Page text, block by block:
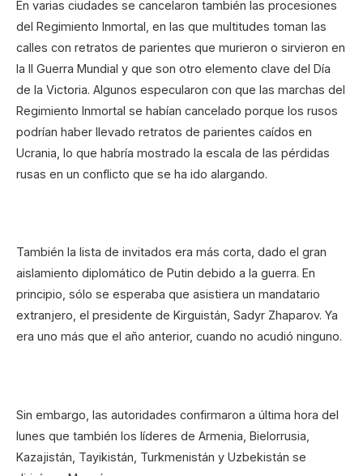
En varias ciudades se cancelaron también las procesiones
del Regimiento Inmortal, en las que multitudes toman las
calles con retratos de parientes que murieron o sirvieron en
la II Guerra Mundial y que son otro elemento clave del Día
de la Victoria. Algunos especularon con que las marchas del
Regimiento Inmortal se habían cancelado porque los rusos
podrían haber llevado retratos de parientes caídos en
Ucrania, lo que habría mostrado la escala de las pérdidas
rusas en un conflicto que se ha ido alargando.
También la lista de invitados era más corta, dado el gran
aislamiento diplomático de Putin debido a la guerra. En
principio, sólo se esperaba que asistiera un mandatario
extranjero, el presidente de Kirguistán, Sadyr Zhaparov. Ya
era uno más que el año anterior, cuando no acudió ninguno.
Sin embargo, las autoridades confirmaron a última hora del
lunes que también los líderes de Armenia, Bielorrusia,
Kazajistán, Tayikistán, Turkmenistán y Uzbekistán se